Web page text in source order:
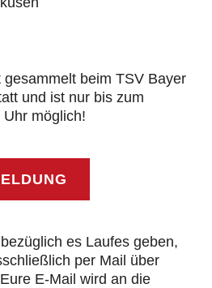
beim TSV Bayer
und ist nur bis zum
möglich!
es Laufes geben,
per Mail über
E-Mail wird an die